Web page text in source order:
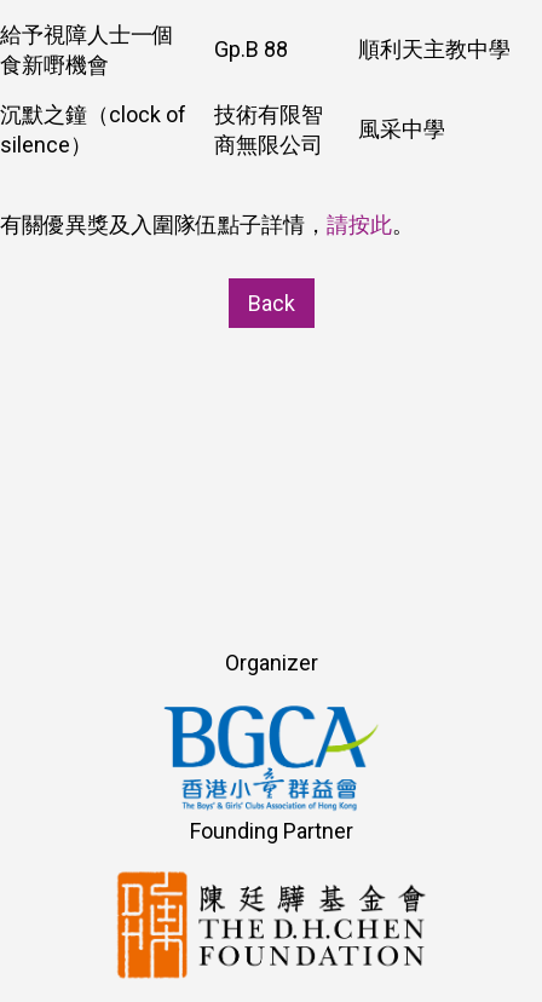
給予視障人士一個
食新嘢機會
Gp.B 88 順利天主教中學
沉默之鐘（clock of
silence）
技術有限智
商無限公司
風采中學
有關優異獎及入圍隊伍點子詳情， 請按此。
Back
Organizer
Founding Partner